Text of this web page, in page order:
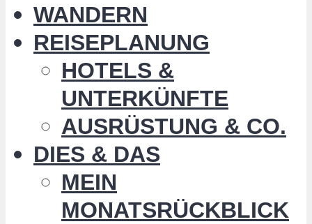
WANDERN
REISEPLANUNG
HOTELS &
UNTERKÜNFTE
AUSRÜSTUNG & CO.
DIES & DAS
MEIN
MONATSRÜCKBLICK